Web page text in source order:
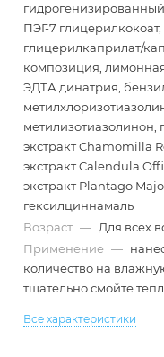
ПЭГ-7
глицерилкаприлат/
композиция,
ЭДТА динатрия,
метилизотиазолинон,
экстракт Chamomilla
экстракт Calendula
экстракт Plantago
гексилциннамаль
Возраст — Для всех
Применение —
количество на
тщательно смойте
Все характеристики